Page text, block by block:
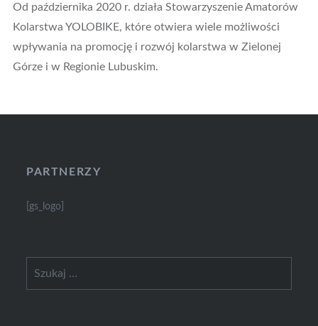
Od października 2020 r. działa Stowarzyszenie Amatorów
Kolarstwa YOLOBIKE, które otwiera wiele możliwości
wpływania na promocję i rozwój kolarstwa w Zielonej
Górze i w Regionie Lubuskim.
PARTNERZY
[gs_logo]